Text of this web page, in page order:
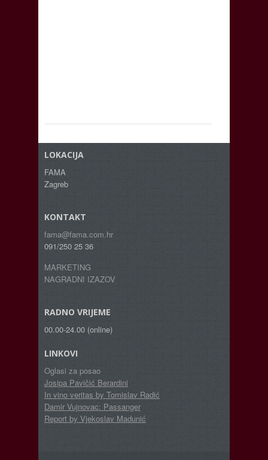
LOKACIJA
FAMA
Zagreb
KONTAKT
fama@fama.com.hr
091/250 25 36
MARKETING
NAGRADNI IZAZOV
RADNO VRIJEME
00.00-24.00 (online)
LINKOVI
Oglasi za posao
Josipa Pavičić Berardini
In vino veritas by Tomislav Radić
Damir Vujnovac: Passanger
Report by Vjekoslav Madunić